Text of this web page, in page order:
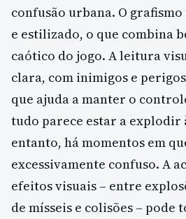
confusão urbana. O
e estilizado, o que combina
caótico do jogo. A leitura
clara, com inimigos e
que ajuda a manter o
tudo parece estar a explodir
entanto, há momentos em
excessivamente confuso. A
efeitos visuais – entre
de mísseis e colisões –